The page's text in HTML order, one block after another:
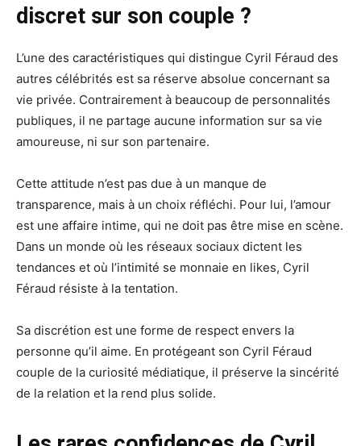
discret sur son couple ?
L’une des caractéristiques qui distingue Cyril Féraud des
autres célébrités est sa réserve absolue concernant sa
vie privée. Contrairement à beaucoup de personnalités
publiques, il ne partage aucune information sur sa vie
amoureuse, ni sur son partenaire.
Cette attitude n’est pas due à un manque de
transparence, mais à un choix réfléchi. Pour lui, l’amour
est une affaire intime, qui ne doit pas être mise en scène.
Dans un monde où les réseaux sociaux dictent les
tendances et où l’intimité se monnaie en likes, Cyril
Féraud résiste à la tentation.
Sa discrétion est une forme de respect envers la
personne qu’il aime. En protégeant son Cyril Féraud
couple de la curiosité médiatique, il préserve la sincérité
de la relation et la rend plus solide.